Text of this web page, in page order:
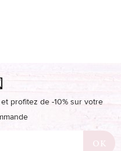
profitez de -10% sur votre